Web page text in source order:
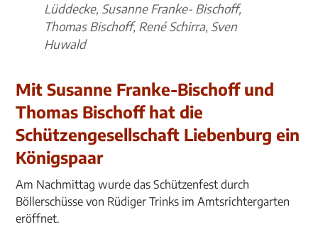
Lüddecke, Susanne Franke- Bischoff,
Thomas Bischoff, René Schirra, Sven
Huwald
Mit Susanne Franke-Bischoff und
Thomas Bischoff hat die
Schützengesellschaft Liebenburg ein
Königspaar
Am Nachmittag wurde das Schützenfest durch
Böllerschüsse von Rüdiger Trinks im Amtsrichtergarten
eröffnet.